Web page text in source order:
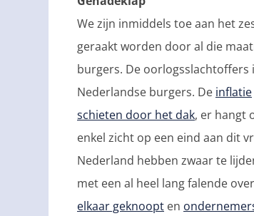
We zijn inmiddels toe aan het
geraakt worden door al die
burgers. De oorlogsslachtoffers
Nederlandse burgers. De inflatie
schieten door het dak, er hangt
enkel zicht op een eind aan dit
Nederland hebben zwaar te
met een al heel lang falende
elkaar geknoopt en